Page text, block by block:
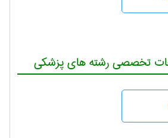
تخصصی رشته های پزشکی